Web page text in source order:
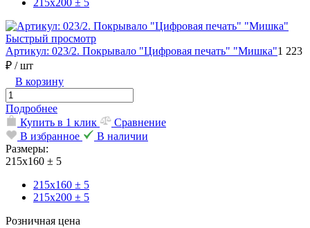
Быстрый просмотр
Артикул: 023/2. Покрывало "Цифровая печать" "Мишка"1 223
₽ / шт
В корзину
Подробнее
Купить в 1 клик
Сравнение
В избранное
В наличии
Размеры:
215х160 ± 5
215х160 ± 5
215х200 ± 5
Розничная цена